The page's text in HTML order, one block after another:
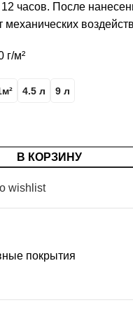
часов. После
г/м²
4.5 л 9 л
В КОРЗИНУ
wishlist
покрытия